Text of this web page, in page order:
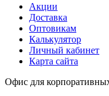
Акции
Доставка
Оптовикам
Калькулятор
Личный кабинет
Карта сайта
Офис для